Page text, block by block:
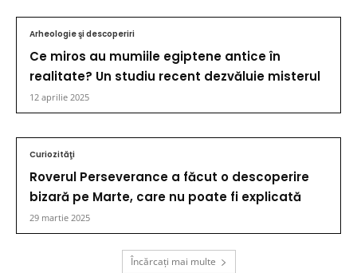
Arheologie şi descoperiri
Ce miros au mumiile egiptene antice în
realitate? Un studiu recent dezvăluie misterul
12 aprilie 2025
Curiozităţi
Roverul Perseverance a făcut o descoperire
bizară pe Marte, care nu poate fi explicată
29 martie 2025
Încărcați mai multe